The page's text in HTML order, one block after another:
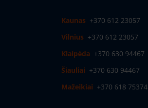
Kaunas +370 612 23057
Vilnius +370 612 23057
Klaipėda +370 630 94467
Šiauliai +370 630 94467
Mažeikiai +370 618 75374